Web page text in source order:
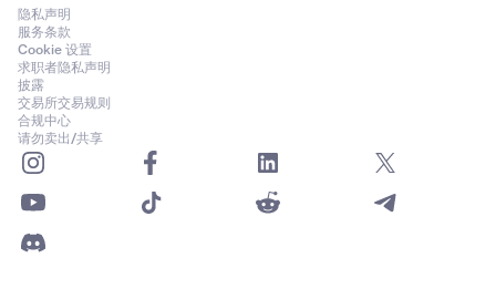
隐私声明
服务条款
Cookie 设置
求职者隐私声明
披露
交易所交易规则
合规中心
请勿卖出/共享